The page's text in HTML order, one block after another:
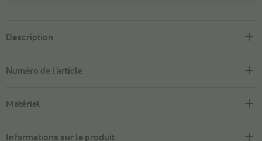
Description
Numéro de l'article
Matériel
Informations sur le produit